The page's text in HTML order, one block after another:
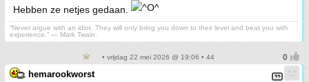
Hebben ze netjes gedaan.
“Never argue with an idiot. They will only bring you down to their level and beat you with
experience.” ― Mark Twain.
• vrijdag 22 mei 2026 @ 19:06 • 44
hemarookworst